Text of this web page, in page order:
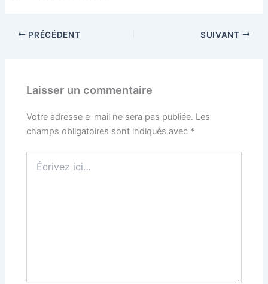
PRÉCÉDENT SUIVANT
Laisser un commentaire
Votre adresse e-mail ne sera pas publiée. Les
champs obligatoires sont indiqués avec *
ici…